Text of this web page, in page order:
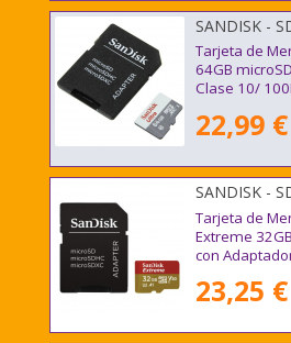
SANDISK -
GN3MA
Tarjeta de
64GB
Clase 10/
22,99 €
SANDISK -
GN6AA
Tarjeta de
Extreme
con
23,25 €